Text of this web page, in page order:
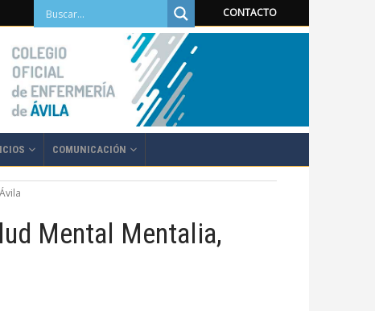
CONTACTO
COMUNICACIÓN
Mental Mentalia,